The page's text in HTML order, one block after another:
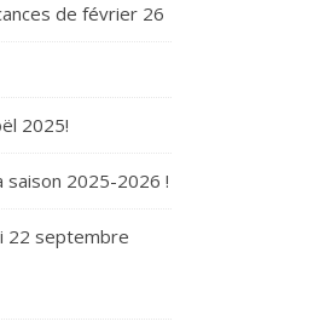
de février 26
2025!
saison 2025-2026 !
22 septembre